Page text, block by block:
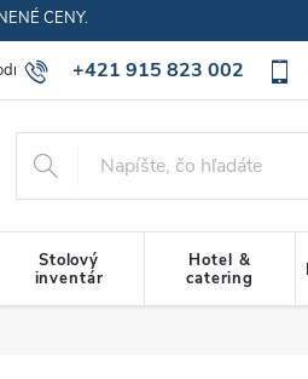
CENY.
+421 915 823 002
podmienky Ochrana osobných
Stolový
inventár
Hotel &
catering